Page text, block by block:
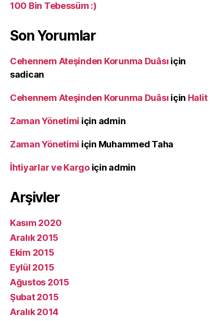
100 Bin Tebessüm :)
Son Yorumlar
Cehennem Ateşinden Korunma Duâsı için
sadican
Cehennem Ateşinden Korunma Duâsı için Halit
Zaman Yönetimi için admin
Zaman Yönetimi için Muhammed Taha
İhtiyarlar ve Kargoiçin admin
Arşivler
Kasım 2020
Aralık 2015
Ekim 2015
Eylül 2015
Ağustos 2015
Şubat 2015
Aralık 2014